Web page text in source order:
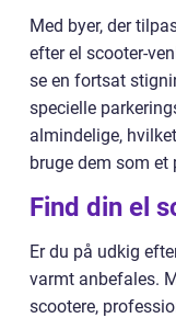
Med byer, der
efter el scooter-
se en fortsat
specielle
almindelige,
bruge dem som
Find din el
Er du på udkig
varmt anbefales.
scootere,